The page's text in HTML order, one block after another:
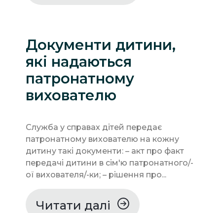
Документи дитини,
які надаються
патронатному
вихователю
Служба у справах дітей передає
патронатному вихователю на кожну
дитину такі документи: – акт про факт
передачі дитини в сім'ю патронатного/-
ої вихователя/-ки; – рішення про...
Читати далі